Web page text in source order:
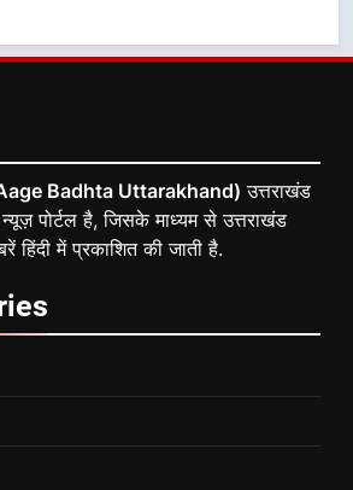
Badhta Uttarakhand) उत्तराखंड
पोर्टल है, जिसके माध्यम से उत्तराखंड
में प्रकाशित की जाती है.